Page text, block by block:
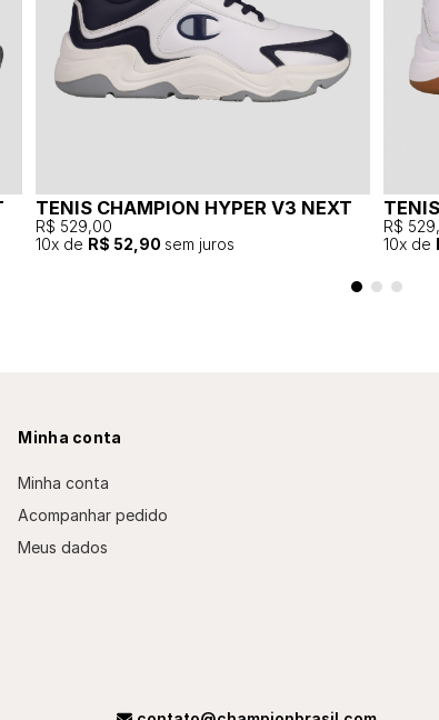
TENIS CHAMPION HYPER V3 NEXT
R$ 529,00
10x de R$ 52,90 sem juros
R$
10x de
Minha conta
Minha conta
Acompanhar pedido
Meus dados